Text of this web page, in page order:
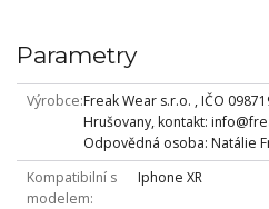
Parametry
Výrobce Freak Wear s.r.o. , IČO
Hrušovany, kontakt:
Odpovědná osoba: Natálie
Kompatibilní s
modelem
Iphone XR